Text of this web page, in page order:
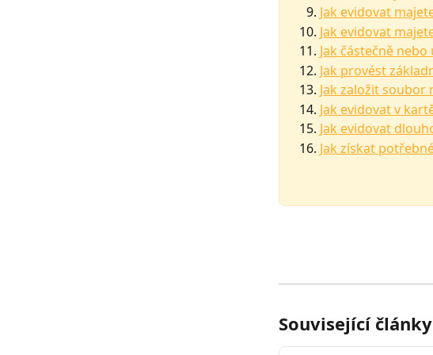
Jak evidovat
Jak evidovat
Jak částečně
Jak provést
Jak založit soubor
Jak evidovat v
Jak evidovat
Jak získat
Související články